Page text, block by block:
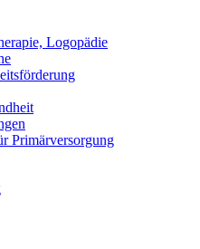
Logopädie
Primärversorgung